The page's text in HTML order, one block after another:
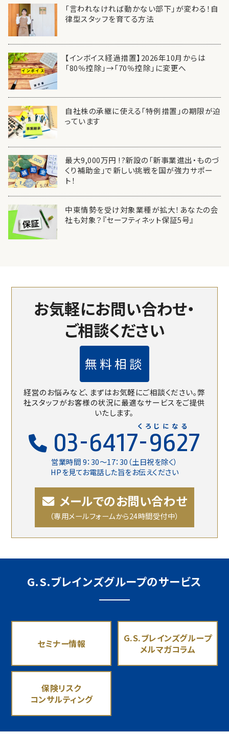
「言われなければ動かない部下」が変わる！自
律型スタッフを育てる方法
【インボイス経過措置】2026年10月からは
「80％控除」→「70％控除」に変更へ
自社株の承継に使える「特例措置」の期限が迫
っています
最大9,000万円 !?新設の「新事業進出・ものづ
くり補助金」で新しい挑戦を国が強力サポー
ト！
中東情勢を受け対象業種が拡大！あなたの会
社も対象？『セーフティネット保証5号』
お気軽にお問い合わせ・
ご相談ください
無料相談
経営のお悩みなど、まずはお気軽にご相談ください。弊
社スタッフがお客様の状況に最適なサービスをご提供
いたします。
03-6417-9627
営業時間 9：30〜17：30（土日祝を除く）
HPを見てお電話した旨をお伝えください
くろじになる
メールでのお問い合わせ
（専用メールフォームから24時間受付中）
G.S.ブレインズグループのサービス
セミナー情報
G.S.ブレインズグループ
メルマガコラム
保険リスク
コンサルティング